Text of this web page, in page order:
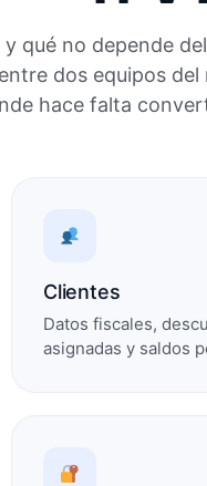
y qué no depende
dos equipos
hace falta
Clientes
Datos fiscales,
asignadas y saldos